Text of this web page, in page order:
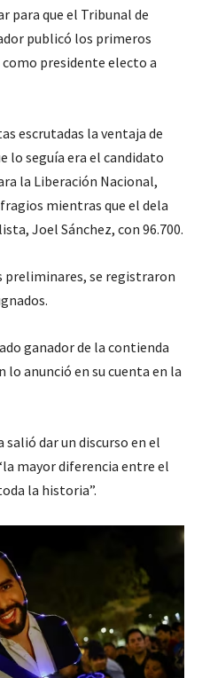
para que el Tribunal de
publicó los primeros
presidente electo a
escrutadas la ventaja de
lo seguía era el candidato
la Liberación Nacional,
mientras que el dela
Joel Sánchez, con 96.700.
preliminares, se registraron
ganador de la contienda
lo anunció en su cuenta en la
salió dar un discurso en el
mayor diferencia entre el
la historia”.